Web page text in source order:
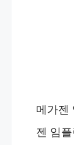
메가젠
젠 임